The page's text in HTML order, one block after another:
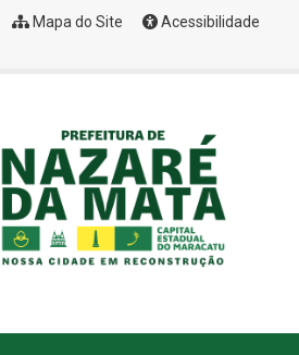
Mapa do Site
Acessibilidade